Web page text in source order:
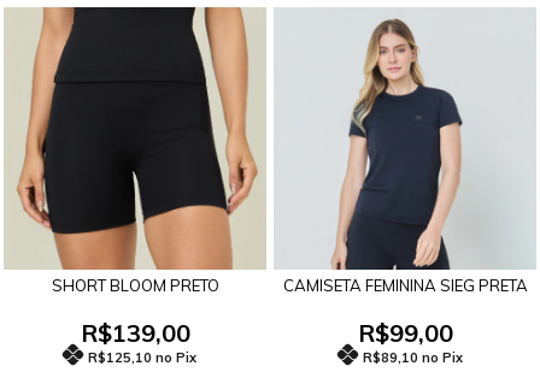
SHORT BLOOM PRETO
R$139,00
R$125,10 no Pix
CAMISETA FEMININA SIEG PRETA
R$99,00
R$89,10 no Pix